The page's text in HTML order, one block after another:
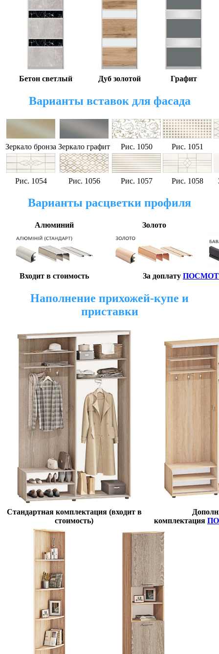
Бетон светлый Дуб золотой Графит
Варианты вставок для фасада
Зеркало бронза Зеркало графит Рис. 1050 Рис. 1051
Рис. 1054 Рис. 1056 Рис. 1057 Рис. 1058
Варианты расцветки профиля
Алюминий Золото
Входит в стоимость За доплату
Наполнение прихожей-купе и
приставки
Стандартная комплектация (входит в
стоимость)
комплектация